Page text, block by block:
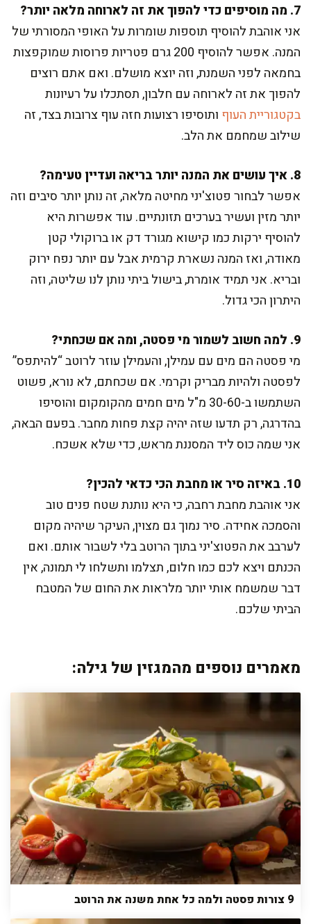
7. מה מוסיפים כדי להפוך את זה לארוחה מלאה יותר?
אני אוהבת להוסיף תוספות שומרות על האופי המסורתי של
המנה. אפשר להוסיף 200 גרם פטריות פרוסות שמוקפצות
בחמאה לפני השמנת, וזה יוצא מושלם. ואם אתם רוצים
להפוך את זה לארוחה עם חלבון, תסתכלו על רעיונות
בקטגוריית העוף ותוסיפו רצועות חזה עוף צרובות בצד, זה
שילוב שמחמם את הלב.
8. איך עושים את המנה יותר בריאה ועדיין טעימה?
אפשר לבחור פטוצ'יני מחיטה מלאה, זה נותן יותר סיבים וזה
יותר מזין ועשיר בערכים תזונתיים. עוד אפשרות היא
להוסיף ירקות כמו קישוא מגורד דק או ברוקולי קטן
מאודה, ואז המנה נשארת קרמית אבל עם יותר נפח ירוק
ובריא. אני תמיד אומרת, בישול ביתי נותן לנו שליטה, וזה
היתרון הכי גדול.
9. למה חשוב לשמור מי פסטה, ומה אם שכחתי?
מי פסטה הם מים עם עמילן, והעמילן עוזר לרוטב “להיתפס”
לפסטה ולהיות מבריק וקרמי. אם שכחתם, לא נורא, פשוט
השתמשו ב-30-60 מ"ל מים חמים מהקומקום והוסיפו
בהדרגה, רק תדעו שזה יהיה קצת פחות מחבר. בפעם הבאה,
אני שמה כוס ליד המסננת מראש, כדי שלא אשכח.
10. באיזה סיר או מחבת הכי כדאי להכין?
אני אוהבת מחבת רחבה, כי היא נותנת שטח פנים טוב
והסמכה אחידה. סיר נמוך גם מצוין, העיקר שיהיה מקום
לערבב את הפטוצ'יני בתוך הרוטב בלי לשבור אותם. ואם
הכנתם ויצא לכם כמו חלום, תצלמו ותשלחו לי תמונה, אין
דבר שמשמח אותי יותר מלראות את החום של המטבח
הביתי שלכם.
מאמרים נוספים מהמגזין של גילה:
9 צורות פסטה ולמה כל אחת משנה את הרוטב